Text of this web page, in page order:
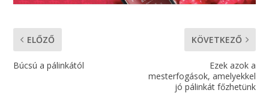
ELŐZŐ
Búcsú a pálinkától
KÖVETKEZŐ
Ezek azok a
mesterfogások, amelyekkel
jó pálinkát főzhetünk